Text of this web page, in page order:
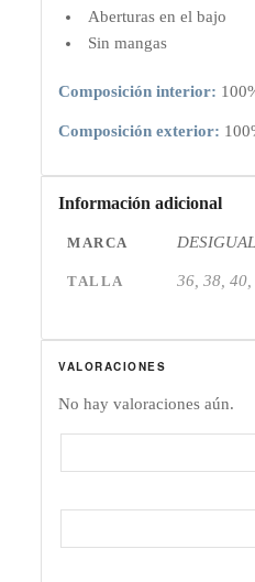
Aberturas en el bajo
Sin mangas
Composición interior:
Composición exterior:
Información adicional
MARCA DESIGUAL
TALLA 36, 38,
VALORACIONES
No hay valoraciones aún.